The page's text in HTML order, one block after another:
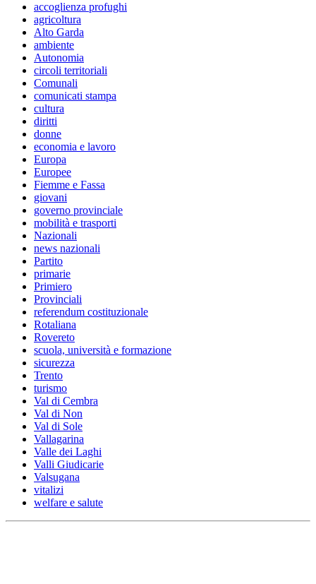
accoglienza profughi
agricoltura
Alto Garda
ambiente
Autonomia
circoli territoriali
Comunali
comunicati stampa
cultura
diritti
donne
economia e lavoro
Europa
Europee
Fiemme e Fassa
giovani
governo provinciale
mobilità e trasporti
Nazionali
news nazionali
Partito
primarie
Primiero
Provinciali
referendum costituzionale
Rotaliana
Rovereto
scuola, università e formazione
sicurezza
Trento
turismo
Val di Cembra
Val di Non
Val di Sole
Vallagarina
Valle dei Laghi
Valli Giudicarie
Valsugana
vitalizi
welfare e salute